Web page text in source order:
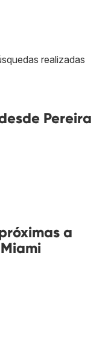
realizadas
Pereira
a